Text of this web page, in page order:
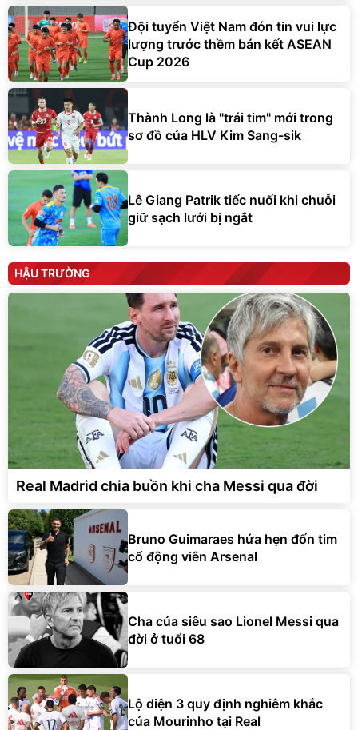
Đội tuyển Việt Nam đón tin vui lực
lượng trước thềm bán kết ASEAN
Cup 2026
Thành Long là "trái tim" mới trong
sơ đồ của HLV Kim Sang-sik
Lê Giang Patrik tiếc nuối khi chuỗi
giữ sạch lưới bị ngắt
HẬU TRƯỜNG
Real Madrid chia buồn khi cha Messi qua đời
Bruno Guimaraes hứa hẹn đốn tim
cổ động viên Arsenal
Cha của siêu sao Lionel Messi qua
đời ở tuổi 68
Lộ diện 3 quy định nghiêm khắc
của Mourinho tại Real